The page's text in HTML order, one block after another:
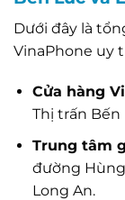
Dưới đây là
VinaPhone uy
Cửa hàng
Thị trấn Bến
Trung tâm
đường Hùng
Long An.